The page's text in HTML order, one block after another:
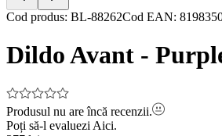
Item
of
Cod produs: BL-88262Cod EAN:
Dildo Avant -
Produsul nu are încă recenzii.
Poți să-l evaluezi Aici.